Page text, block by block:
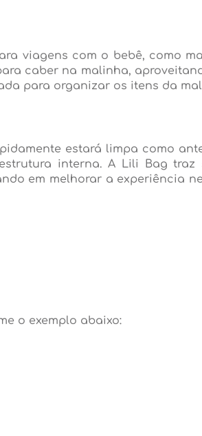
viagens com o bebê, como
caber na malinha,
para organizar os itens da
estará limpa como
interna. A Lili Bag traz
em melhorar a experiência
o exemplo abaixo: